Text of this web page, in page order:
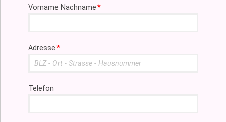
Pflichtfeld
Vorname Nachname*
Pflichtfeld
Adresse*
Telefon